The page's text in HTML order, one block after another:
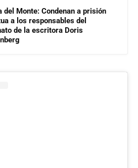
del Monte: Condenan a prisión
a los responsables del
de la escritora Doris